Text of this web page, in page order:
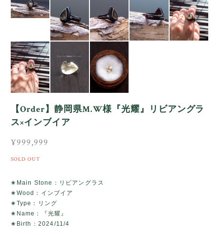
【Order】静岡県M.W様『光耀』リビアングラ
ス×インブイア
¥999,999
SOLD OUT
✬Main Stone：リビアングラス
✬Wood：インブイア
✬Type：リング
✬Name：『光耀』
✬Birth：2024/11/4